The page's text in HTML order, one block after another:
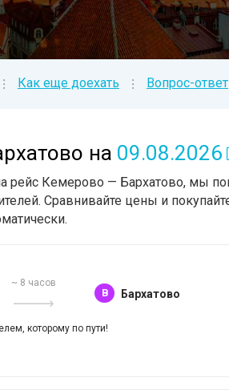
⁝ Как еще доехать ⁝ Вопрос-ответ
на 09.08.2026
Кемерово — Бархатово, мы
Сравнивайте цены и
~ 8 часов
B Бархатово
которому по пути!